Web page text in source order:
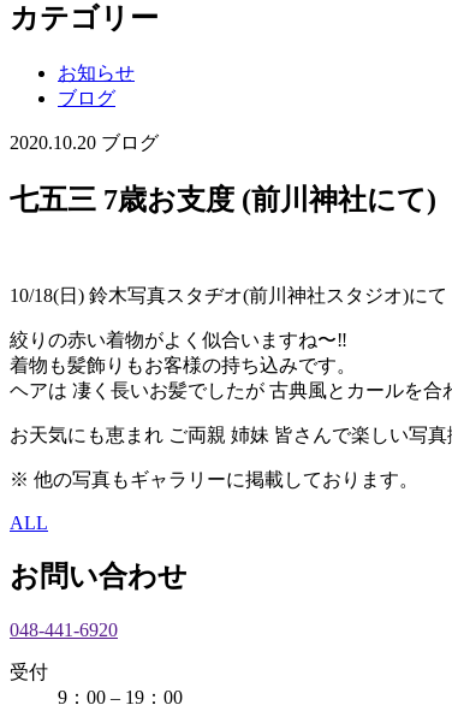
カテゴリー
お知らせ
ブログ
2020.10.20 ブログ
七五三 7歳お支度 (前川神社にて)
10/18(日) 鈴木写真スタヂオ(前川神社スタジオ)に
絞りの赤い着物がよく似合いますね〜‼︎
着物も髪飾りもお客様の持ち込みです。
ヘアは 凄く長いお髪でしたが 古典風とカールを合
お天気にも恵まれ ご両親 姉妹 皆さんで楽しい写真
※ 他の写真もギャラリーに掲載しております。
ALL
お問い合わせ
048-441-6920
受付
9：00 – 19：00